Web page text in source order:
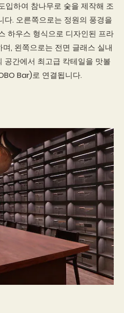
입하여 참나무로 숯을 제작해 조
다. 오른쪽으로는 정원의 풍경을
하우스 형식으로 디자인된 프라
, 왼쪽으로는 전면 글래스 실내
공간에서 최고급 칵테일을 맛볼
Bar)로 연결됩니다.